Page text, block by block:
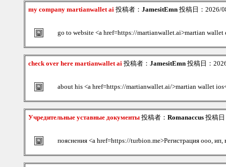
my company martianwallet ai 投稿者： JamesitEmn 投稿日：2026/
go to website <a href=https://martianwallet.ai>martian wallet
check over here martianwallet ai 投稿者： JamesitEmn 投稿日：
about his <a href=https://martianwallet.ai/>martian wallet
Учредительные уставные документы 投稿者： Romanaccus 投稿
пояснения <a href=https://turbion.me>Регистрация ооо, ип,